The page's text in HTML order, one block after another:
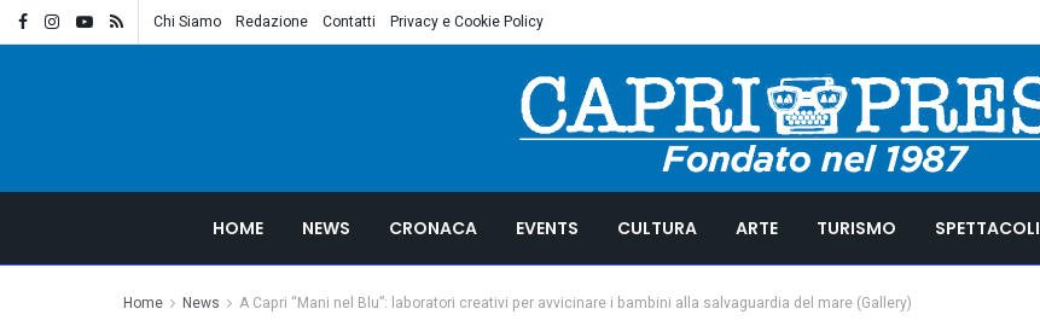
Chi Siamo Redazione Contatti Privacy e Cookie Policy
HOME NEWS CRONACA EVENTS CULTURA ARTE TURISMO SPETTACOLI
Home News A Capri “Mani nel Blu”: laboratori creativi per avvicinare i bambini alla salvaguardia del mare (Gallery)